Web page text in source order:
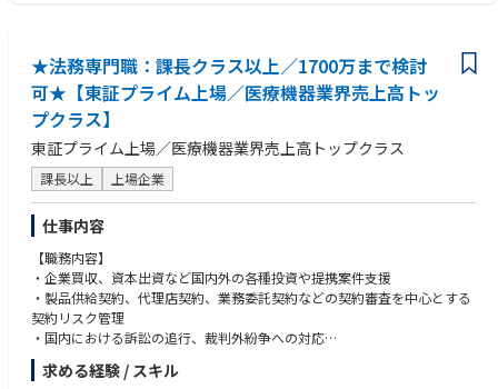
★法務専門職：課長クラス以上／1700万まで検討
可★【東証プライム上場／医療機器業界売上高トッ
プクラス】
東証プライム上場／医療機器業界売上高トップクラス
課長以上 上場企業
仕事内容
【職務内容】
・企業買収、資本出資など国内外の各種投資や提携案件支援
・製品供給契約、代理店契約、業務委託契約などの契約審査を中心とする
契約リスク管理
・国内における訴訟の追行、裁判外紛争への対応
・グループ内の訴訟・紛争のモニタリング
・独禁法、個人情報保護法、金商法などの法律問題に関するアドバイス
求める経験 / スキル